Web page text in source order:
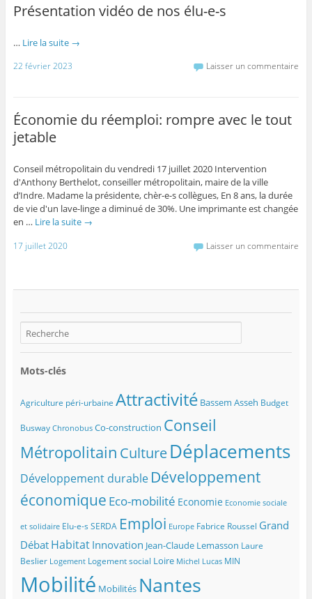
Présentation vidéo de nos élu-e-s
… Lire la suite →
22 février 2023 Laisser un commentaire
Économie du réemploi: rompre avec le tout
jetable
Conseil métropolitain du vendredi 17 juillet 2020 Intervention
d'Anthony Berthelot, conseiller métropolitain, maire de la ville
d’Indre. Madame la présidente, chèr-e-s collègues, En 8 ans, la durée
de vie d'un lave-linge a diminué de 30%. Une imprimante est changée
en … Lire la suite →
17 juillet 2020 Laisser un commentaire
Mots-clés
Agriculture péri-urbaine Attractivité Bassem Asseh Budget
Busway Chronobus Co-construction Conseil
Métropolitain CultureDéplacements
Développement durable Développement
économique Eco-mobilité Economie Economie sociale
et solidaire Elu-e-s SERDA Emploi Europe Fabrice Roussel Grand
Débat Habitat Innovation Jean-Claude Lemasson Laure
Beslier Logement Logement social Loire Michel Lucas MIN
Mobilité Mobilités Nantes